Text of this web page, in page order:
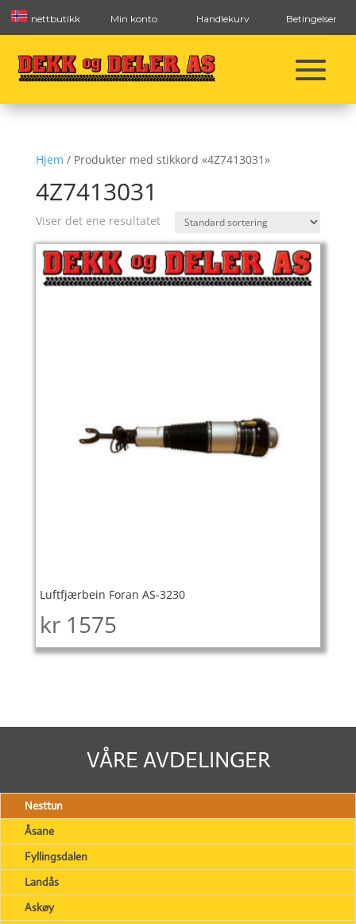
nettbutikk Min konto Handlekurv Betingelser
Hjem / Produkter med stikkord «4Z7413031»
4Z7413031
Viser det ene resultatet
Luftfjærbein Foran AS-3230
kr 1575
VÅRE AVDELINGER
Nesttun
Åsane
Fyllingsdalen
Landås
Askøy